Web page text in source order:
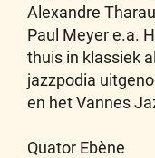
Alexandre
Paul Meyer e.a.
thuis in klassiek
jazzpodia
en het Vannes
Quator Ebène